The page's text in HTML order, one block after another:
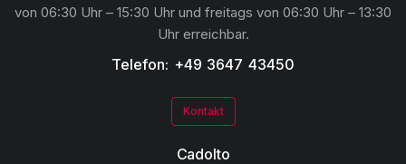
von 06:30 Uhr – 15:30 Uhr und freitags von 06:30 Uhr – 13:30
Uhr erreichbar.
Telefon: +49 3647 43450
Kontakt
Cadolto